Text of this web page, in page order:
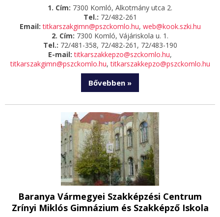
1. Cím: 7300 Komló, Alkotmány utca 2.
Tel.: 72/482-261
Email: titkarszakgimn@pszckomlo.hu, web@kook.szki.hu
2. Cím: 7300 Komló, Vájáriskola u. 1.
Tel.: 72/481-358, 72/482-261, 72/483-190
E-mail:titkarszakkepzo@szckomlo.hu,
titkarszakgimn@pszckomlo.hu,titkarszakkepzo@pszckomlo.hu
Bővebben »
Baranya Vármegyei Szakképzési Centrum
Zrínyi Miklós Gimnázium és Szakképző Iskola